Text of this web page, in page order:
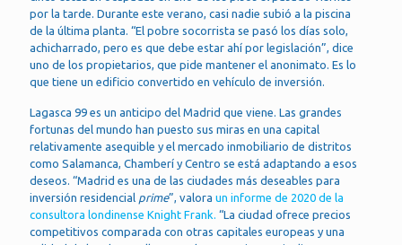
por la tarde. Durante este verano, casi nadie subió a la piscina
de la última planta. “El pobre socorrista se pasó los días solo,
achicharrado, pero es que debe estar ahí por legislación”, dice
uno de los propietarios, que pide mantener el anonimato. Es lo
que tiene un edificio convertido en vehículo de inversión.
Lagasca 99 es un anticipo del Madrid que viene. Las grandes
fortunas del mundo han puesto sus miras en una capital
relativamente asequible y el mercado inmobiliario de distritos
como Salamanca, Chamberí y Centro se está adaptando a esos
deseos. “Madrid es una de las ciudades más deseables para
inversión residencial prime”, valora un informe de 2020 de la
consultora londinense Knight Frank. “La ciudad ofrece precios
competitivos comparada con otras capitales europeas y una